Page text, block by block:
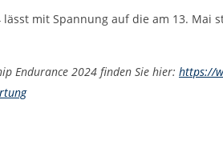
lässt mit Spannung auf die am 13. Mai
Endurance 2024 finden Sie hier: https://